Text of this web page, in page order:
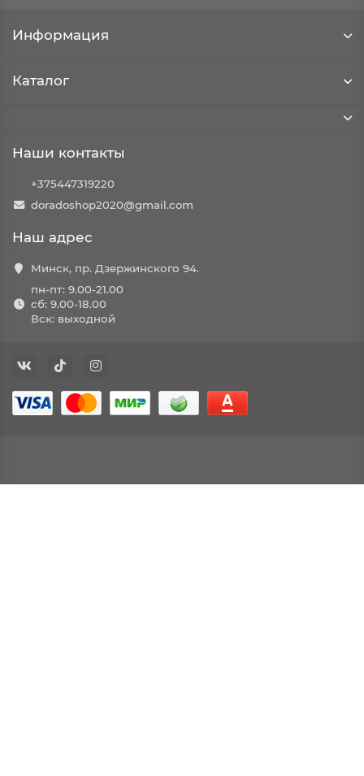
Информация
Каталог
Наши контакты
+375447319220
doradoshop2020@gmail.com
Наш адрес
Минск, пр. Дзержинского 94.
пн-пт: 9.00-21.00
сб: 9.00-18.00
Вск: выходной